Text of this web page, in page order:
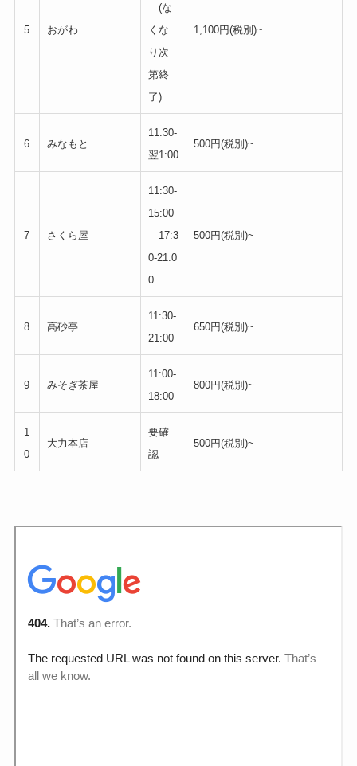
5 おがわ
(な
くな
り次
第終
了)
1,100円(税別)~
6 みなもと
11:30-
翌1:00
500円(税別)~
7 さくら屋
11:30-
15:00
17:3
0-21:0
0
500円(税別)~
8 高砂亭
11:30-
21:00
650円(税別)~
9 みそぎ茶屋
11:00-
18:00
800円(税別)~
1
0
大力本店
要確
認
500円(税別)~